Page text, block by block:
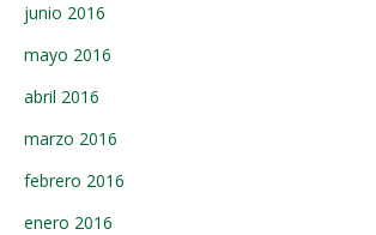
junio 2016
mayo 2016
abril 2016
marzo 2016
febrero 2016
enero 2016